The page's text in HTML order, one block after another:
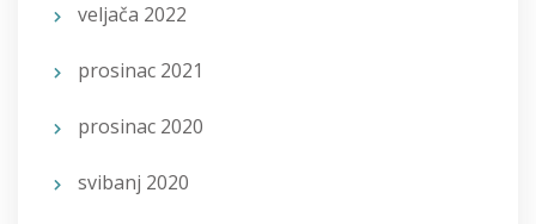
veljača 2022
prosinac 2021
prosinac 2020
svibanj 2020